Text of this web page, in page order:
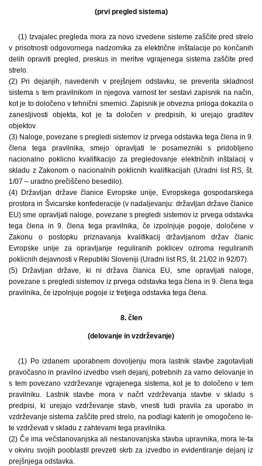
(prvi pregled sistema)
(1) Izvajalec pregleda mora za novo izvedene sisteme zaščite pred strelo
v prisotnosti odgovornega nadzornika za električne inštalacije po končanih
delih opraviti pregled, preskus in meritve vgrajenega sistema zaščite pred
strelo.
(2) Pri dejanjih, navedenih v prejšnjem odstavku, se preverita skladnost
sistema s tem pravilnikom in njegova varnost ter sestavi zapisnik na način,
kot je to določeno v tehnični smernici. Zapisnik je obvezna priloga dokazila o
zanesljivosti objekta, kot je ta določen v predpisih, ki urejajo graditev
objektov.
(3) Naloge, povezane s pregledi sistemov iz prvega odstavka tega člena in 9.
člena tega pravilnika, smejo opravljati le posamezniki s pridobljeno
nacionalno poklicno kvalifikacijo za pregledovanje električnih inštalacij v
skladu z Zakonom o nacionalnih poklicnih kvalifikacijah (Uradni list RS, št.
1/07 – uradno prečiščeno besedilo).
(4) Državljan države članice Evropske unije, Evropskega gospodarskega
prostora in Švicarske konfederacije (v nadaljevanju: državljan države članice
EU) sme opravljati naloge, povezane s pregledi sistemov iz prvega odstavka
tega člena in 9. člena tega pravilnika, če izpolnjuje pogoje, določene v
Zakonu o postopku priznavanja kvalifikacij državljanom držav članic
Evropske unije za opravljanje reguliranih poklicev oziroma reguliranih
poklicnih dejavnosti v Republiki Sloveniji (Uradni list RS, št. 21/02 in 92/07).
(5) Državljan države, ki ni država članica EU, sme opravljati naloge,
povezane s pregledi sistemov iz prvega odstavka tega člena in 9. člena tega
pravilnika, če izpolnjuje pogoje iz tretjega odstavka tega člena.
8. člen
(delovanje in vzdrževanje)
(1) Po izdanem uporabnem dovoljenju mora lastnik stavbe zagotavljati
pravočasno in pravilno izvedbo vseh dejanj, potrebnih za varno delovanje in
s tem povezano vzdrževanje vgrajenega sistema, kot je to določeno v tem
pravilniku. Lastnik stavbe mora v načrt vzdrževanja stavbe v skladu s
predpisi, ki urejajo vzdrževanje stavb, vnesti tudi pravila za uporabo in
vzdrževanje sistema zaščite pred strelo, na podlagi katerih je omogočeno le-
te vzdrževati v skladu z zahtevami tega pravilnika.
(2) Če ima večstanovanjska ali nestanovanjska stavba upravnika, mora le-ta
v okviru svojih pooblastil prevzeti skrb za izvedbo in evidentiranje dejanj iz
prejšnjega odstavka.